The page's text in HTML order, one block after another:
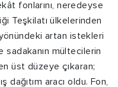
fonlarını, neredeyse
Teşkilatı ülkelerinden
artan istekleri
sadakanın mültecilerin
üst düzeye çıkaran;
dağıtım aracı oldu. Fon,